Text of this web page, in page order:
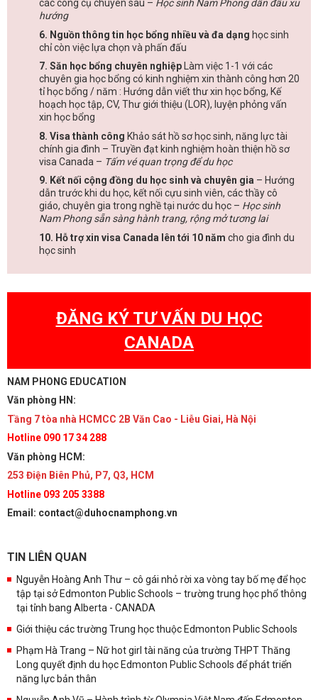
các công cụ chuyên sâu – Học sinh Nam Phong dẫn đầu xu
hướng
6. Nguồn thông tin học bổng nhiều và đa dạng học sinh
chỉ còn việc lựa chọn và phấn đấu
7. Săn học bổng chuyên nghiệp Làm việc 1-1 với các
chuyên gia học bổng có kinh nghiệm xin thành công hơn 20
tỉ học bổng / năm : Hướng dẫn viết thư xin học bổng, Kế
hoạch học tập, CV, Thư giới thiệu (LOR), luyện phỏng vấn
xin học bổng
8. Visa thành công Khảo sát hồ sơ học sinh, năng lực tài
chính gia đình – Truyền đạt kinh nghiệm hoàn thiện hồ sơ
visa Canada – Tấm vé quan trọng để du học
9. Kết nối cộng đồng du học sinh và chuyên gia – Hướng
dẫn trước khi du học, kết nối cựu sinh viên, các thầy cô
giáo, chuyên gia trong nghề tại nước du học – Học sinh
Nam Phong sẵn sàng hành trang, rộng mở tương lai
10. Hỗ trợ xin visa Canada lên tới 10 năm cho gia đình du
học sinh
ĐĂNG KÝ TƯ VẤN DU HỌC
CANADA
NAM PHONG EDUCATION
Văn phòng HN:
Tầng 7 tòa nhà HCMCC 2B Văn Cao - Liễu Giai, Hà Nội
Hotline 090 17 34 288
Văn phòng HCM:
253 Điện Biên Phủ, P7, Q3, HCM
Hotline 093 205 3388
Email: contact@duhocnamphong.vn
TIN LIÊN QUAN
Nguyễn Hoàng Anh Thư – cô gái nhỏ rời xa vòng tay bố mẹ để học
tập tại sở Edmonton Public Schools – trường trung học phổ thông
tại tỉnh bang Alberta - CANADA
Giới thiệu các trường Trung học thuộc Edmonton Public Schools
Phạm Hà Trang – Nữ hot girl tài năng của trường THPT Thăng
Long quyết định du học Edmonton Public Schools để phát triển
năng lực bản thân